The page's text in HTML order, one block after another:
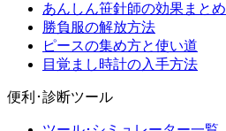
あんしん笹針師の効果まとめ
勝負服の解放方法
ピースの集め方と使い道
目覚まし時計の入手方法
便利･診断ツール